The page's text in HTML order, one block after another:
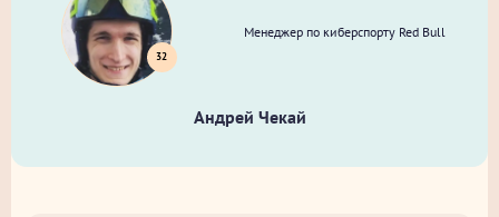
32
Менеджер по киберспорту Red Bull
Андрей Чекай